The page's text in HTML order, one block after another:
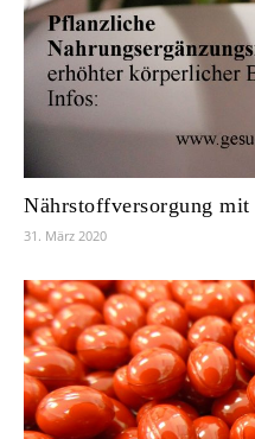
Nährstoffversorgung
31. März 2020